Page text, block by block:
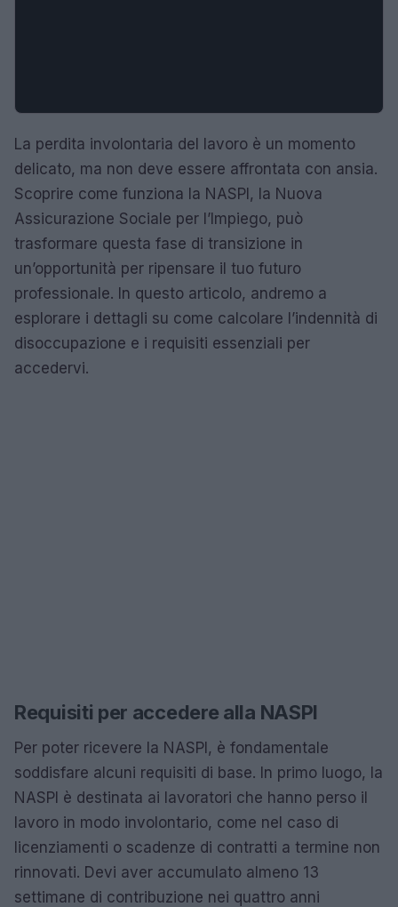
La perdita involontaria del lavoro è un momento
delicato, ma non deve essere affrontata con ansia.
Scoprire come funziona la NASPI, la Nuova
Assicurazione Sociale per l’Impiego, può
trasformare questa fase di transizione in
un’opportunità per ripensare il tuo futuro
professionale. In questo articolo, andremo a
esplorare i dettagli su come calcolare l’indennità di
disoccupazione e i requisiti essenziali per
accedervi.
Requisiti per accedere alla NASPI
Per poter ricevere la NASPI, è fondamentale
soddisfare alcuni requisiti di base. In primo luogo, la
NASPI è destinata ai lavoratori che hanno perso il
lavoro in modo involontario, come nel caso di
licenziamenti o scadenze di contratti a termine non
rinnovati. Devi aver accumulato almeno 13
settimane di contribuzione nei quattro anni